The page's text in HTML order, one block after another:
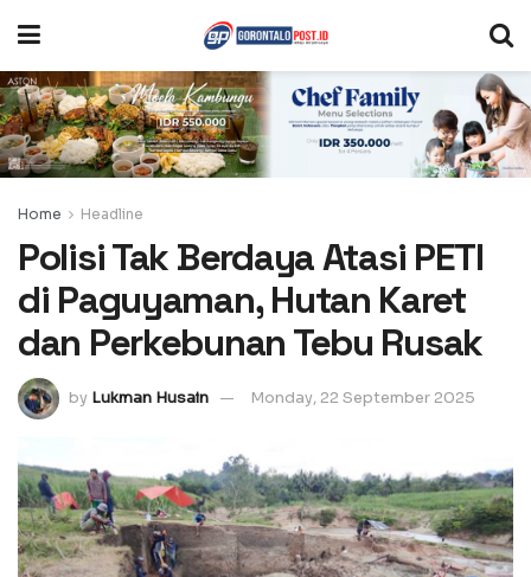
Home Headline
Polisi Tak Berdaya Atasi PETI
di Paguyaman, Hutan Karet
dan Perkebunan Tebu Rusak
by Lukman Husain Monday, 22 September 2025